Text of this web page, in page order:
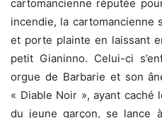
cartomancienne réputée
incendie, la cartomancienne
et porte plainte en laissant
petit Gianinno. Celui-ci
orgue de Barbarie et son
« Diable Noir », ayant caché
du jeune garçon, se lance